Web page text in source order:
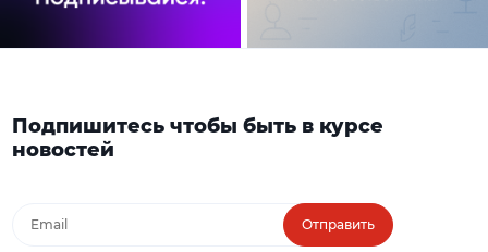
Подпишитесь чтобы быть в курсе
новостей
Отправить